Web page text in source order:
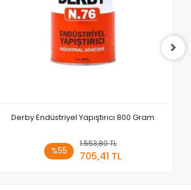
Derby Endüstriyel Yapıştırıcı 800 Gram
%55
1.553,80 TL
705,41 TL
Stokta Yok